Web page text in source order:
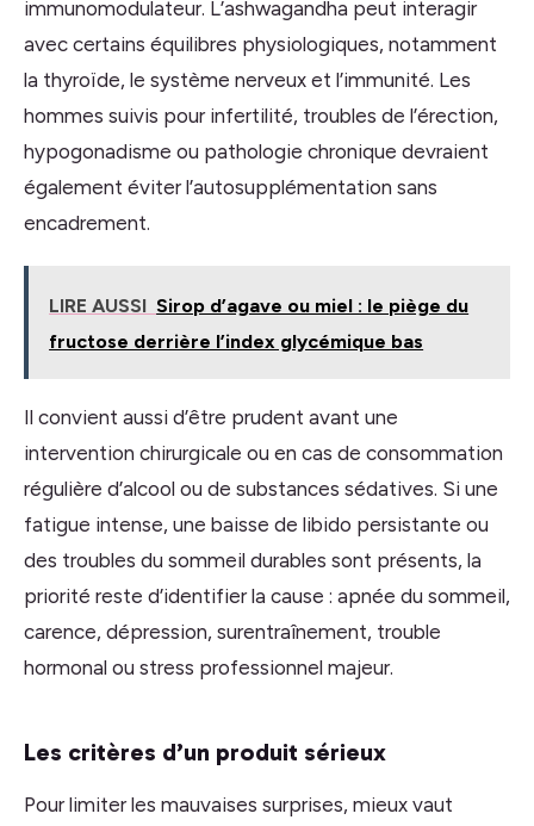
immunomodulateur. L’ashwagandha peut interagir
avec certains équilibres physiologiques, notamment
la thyroïde, le système nerveux et l’immunité. Les
hommes suivis pour infertilité, troubles de l’érection,
hypogonadisme ou pathologie chronique devraient
également éviter l’autosupplémentation sans
encadrement.
LIRE AUSSI Sirop d’agave ou miel : le piège du
fructose derrière l’index glycémique bas
Il convient aussi d’être prudent avant une
intervention chirurgicale ou en cas de consommation
régulière d’alcool ou de substances sédatives. Si une
fatigue intense, une baisse de libido persistante ou
des troubles du sommeil durables sont présents, la
priorité reste d’identifier la cause : apnée du sommeil,
carence, dépression, surentraînement, trouble
hormonal ou stress professionnel majeur.
Les critères d’un produit sérieux
Pour limiter les mauvaises surprises, mieux vaut